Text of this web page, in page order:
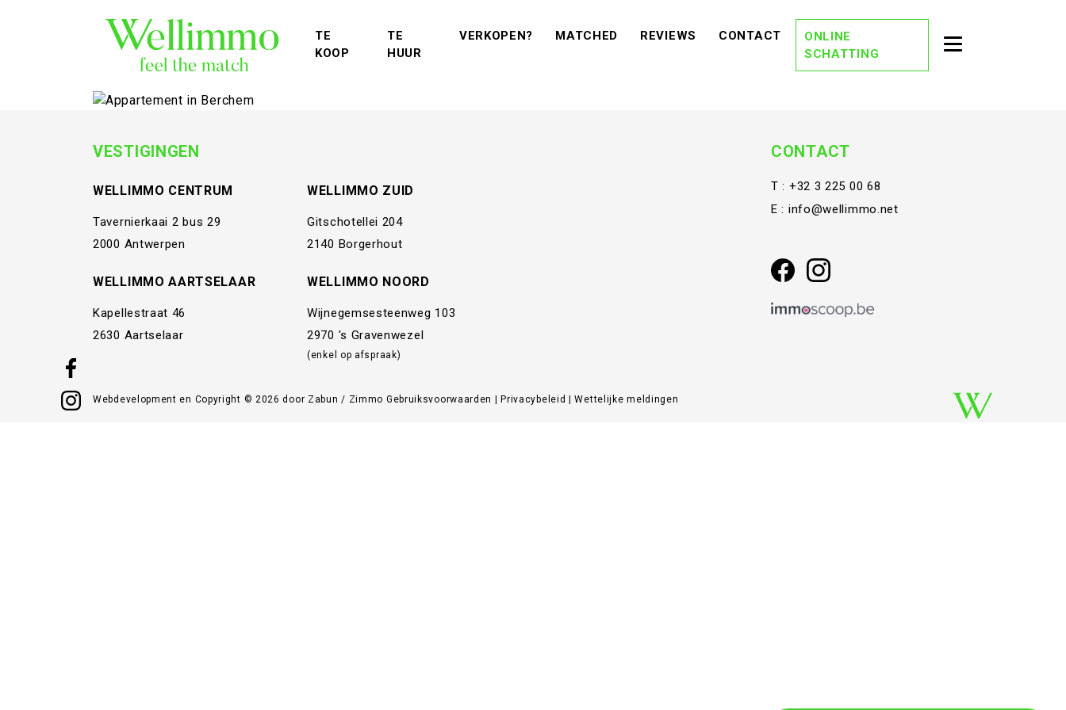
TE
KOOP (TE KOOP)
TE
HUUR
VERKOPEN? (VERKOPEN?)
MATCHED (MATCHED)
REVIEWS (REVIEWS)
CONTACT(CONTACT)
ONLINE
SCHATTING
OVER ONS(OVER ONS)
VACATURES
STAY TUNED
Toggle second
VESTIGINGEN
WELLIMMO CENTRUM
Tavernierkaai 2 bus 29
2000 Antwerpen
WELLIMMO ZUID
Gitschotellei 204
2140 Borgerhout
WELLIMMO AARTSELAAR
Kapellestraat 46
2630 Aartselaar
WELLIMMO NOORD
Wijnegemsesteenweg 103
2970 's Gravenwezel
(enkel op afspraak)
CONTACT
T : +32 3 225 00 68
E : info@wellimmo.net
Webdevelopment en Copyright © 2026 door Zabun / Zimmo Gebruiksvoorwaarden |Privacybeleid|Wettelijke meldingen